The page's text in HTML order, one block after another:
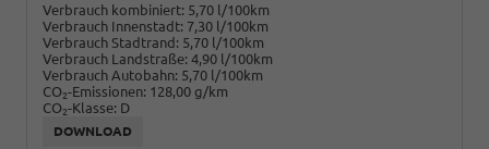
Verbrauch kombiniert: 5,70 l/100km
Verbrauch Innenstadt: 7,30 l/100km
Verbrauch Stadtrand: 5,70 l/100km
Verbrauch Landstraße: 4,90 l/100km
Verbrauch Autobahn: 5,70 l/100km
CO2-Emissionen: 128,00 g/km
CO2-Klasse: D
DOWNLOAD